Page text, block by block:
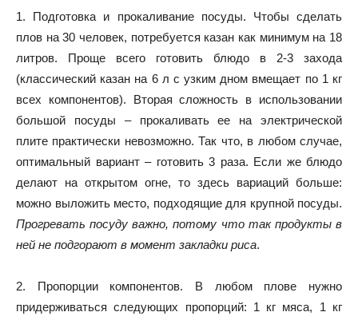
1. Подготовка и прокаливание посуды. Чтобы сделать
плов на 30 человек, потребуется казан как минимум на 18
литров. Проще всего готовить блюдо в 2-3 захода
(классический казан на 6 л с узким дном вмещает по 1 кг
всех компонентов). Вторая сложность в использовании
большой посуды – прокаливать ее на электрической
плите практически невозможно. Так что, в любом случае,
оптимальный вариант – готовить 3 раза. Если же блюдо
делают на открытом огне, то здесь вариаций больше:
можно выложить место, подходящие для крупной посуды.
Прогревать посуду важно, потому что так продукты в
ней не подгорают в момент закладки риса.
2. Пропорции компонентов. В любом плове нужно
придерживаться следующих пропорций: 1 кг мяса, 1 кг